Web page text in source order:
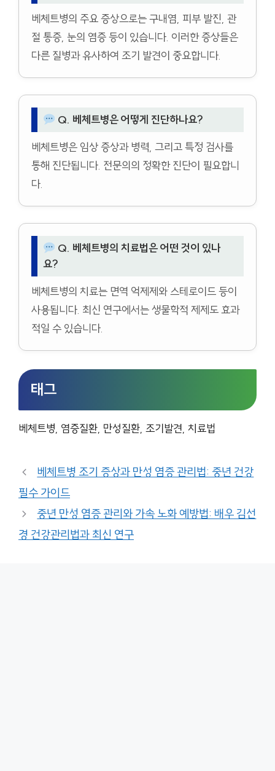
베체트병의 주요 증상으로는 구내염, 피부 발진, 관
절 통증, 눈의 염증 등이 있습니다. 이러한 증상들은
다른 질병과 유사하여 조기 발견이 중요합니다.
Q. 베체트병은 어떻게 진단하나요?
베체트병은 임상 증상과 병력, 그리고 특정 검사를
통해 진단됩니다. 전문의의 정확한 진단이 필요합니
다.
Q. 베체트병의 치료법은 어떤 것이 있나
요?
베체트병의 치료는 면역 억제제와 스테로이드 등이
사용됩니다. 최신 연구에서는 생물학적 제제도 효과
적일 수 있습니다.
태그
베체트병, 염증질환, 만성질환, 조기발견, 치료법
베체트병 조기 증상과 만성 염증 관리법: 중년 건강
필수 가이드
중년 만성 염증 관리와 가속 노화 예방법: 배우 김선
경 건강관리법과 최신 연구